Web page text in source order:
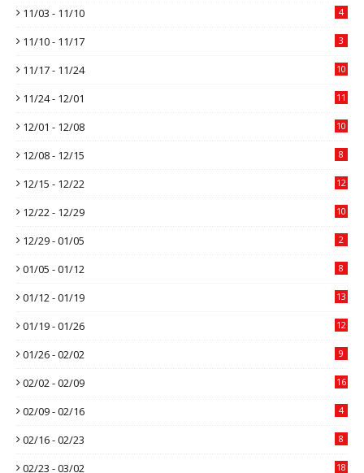
11/03 - 11/10 4
11/10 - 11/17 3
11/17 - 11/24 10
11/24 - 12/01 11
12/01 - 12/08 10
12/08 - 12/15 8
12/15 - 12/22 12
12/22 - 12/29 10
12/29 - 01/05 2
01/05 - 01/12 8
01/12 - 01/19 13
01/19 - 01/26 12
01/26 - 02/02 9
02/02 - 02/09 16
02/09 - 02/16 4
02/16 - 02/23 8
02/23 - 03/02 18